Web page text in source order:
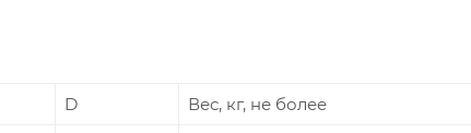
D
Вес, кг, не более